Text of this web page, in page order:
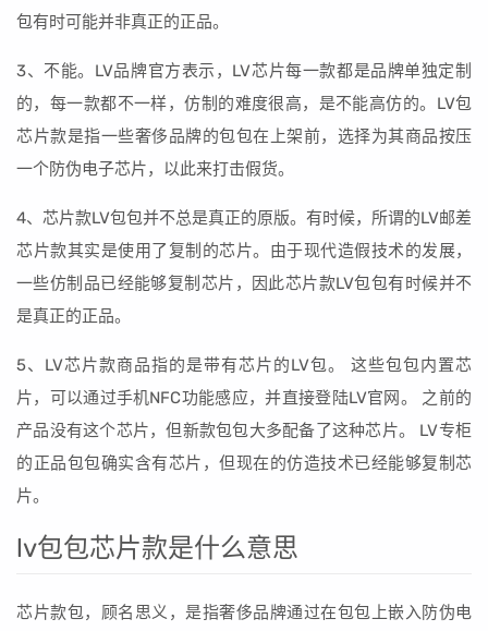
包有时可能并非真正的正品。
3、不能。LV品牌官方表示，LV芯片每一款都是品牌单独定制
的，每一款都不一样，仿制的难度很高，是不能高仿的。LV包
芯片款是指一些奢侈品牌的包包在上架前，选择为其商品按压
一个防伪电子芯片，以此来打击假货。
4、芯片款LV包包并不总是真正的原版。有时候，所谓的LV邮差
芯片款其实是使用了复制的芯片。由于现代造假技术的发展，
一些仿制品已经能够复制芯片，因此芯片款LV包包有时候并不
是真正的正品。
5、LV芯片款商品指的是带有芯片的LV包。 这些包包内置芯
片，可以通过手机NFC功能感应，并直接登陆LV官网。 之前的
产品没有这个芯片，但新款包包大多配备了这种芯片。 LV专柜
的正品包包确实含有芯片，但现在的仿造技术已经能够复制芯
片。
lv包包芯片款是什么意思
芯片款包，顾名思义，是指奢侈品牌通过在包包上嵌入防伪电